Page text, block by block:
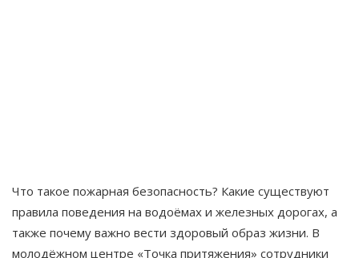
Что такое пожарная безопасность? Какие существуют
правила поведения на водоёмах и железных дорогах, а
также почему важно вести здоровый образ жизни. В
молодёжном центре «Точка притяжения» сотрудники